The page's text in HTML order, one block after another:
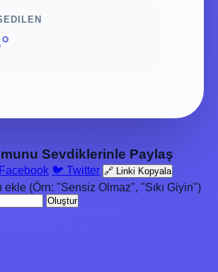
Sevdiklerinle Paylaş
🐦 Twitter 🔗 Linki Kopyala
ekle (Örn: "Sensiz Olmaz", "Sıkı Giyin")
Oluştur